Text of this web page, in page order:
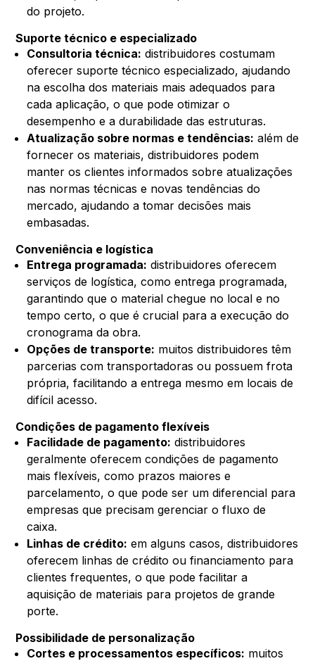
do projeto.
Suporte técnico e especializado
Consultoria técnica: distribuidores costumam
oferecer suporte técnico especializado, ajudando
na escolha dos materiais mais adequados para
cada aplicação, o que pode otimizar o
desempenho e a durabilidade das estruturas.
Atualização sobre normas e tendências: além de
fornecer os materiais, distribuidores podem
manter os clientes informados sobre atualizações
nas normas técnicas e novas tendências do
mercado, ajudando a tomar decisões mais
embasadas.
Conveniência e logística
Entrega programada: distribuidores oferecem
serviços de logística, como entrega programada,
garantindo que o material chegue no local e no
tempo certo, o que é crucial para a execução do
cronograma da obra.
Opções de transporte: muitos distribuidores têm
parcerias com transportadoras ou possuem frota
própria, facilitando a entrega mesmo em locais de
difícil acesso.
Condições de pagamento flexíveis
Facilidade de pagamento: distribuidores
geralmente oferecem condições de pagamento
mais flexíveis, como prazos maiores e
parcelamento, o que pode ser um diferencial para
empresas que precisam gerenciar o fluxo de
caixa.
Linhas de crédito: em alguns casos, distribuidores
oferecem linhas de crédito ou financiamento para
clientes frequentes, o que pode facilitar a
aquisição de materiais para projetos de grande
porte.
Possibilidade de personalização
Cortes e processamentos específicos: muitos